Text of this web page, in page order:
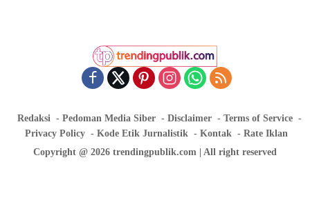
Redaksi Pedoman Media Siber Disclaimer
Terms of Service
Privacy Policy
Kode Etik Jurnalistik Kontak
Rate Iklan
Copyright @ 2026 trendingpublik.com | All right reserved